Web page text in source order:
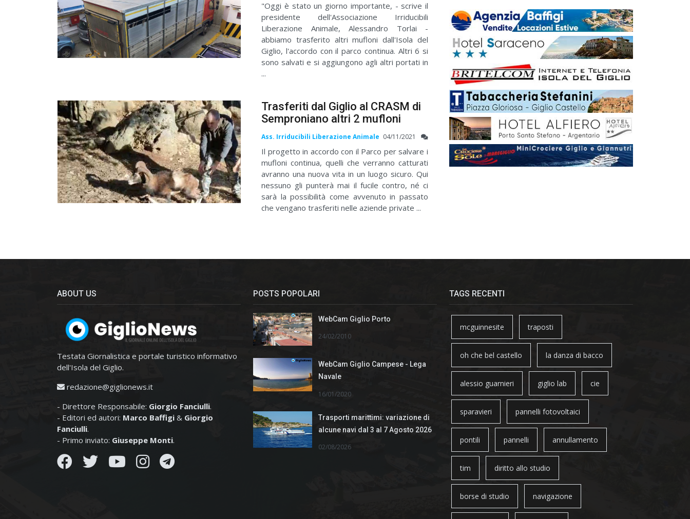
"Oggi è stato un giorno importante, - scrive il
presidente dell'Associazione Irriducibili
Liberazione Animale, Alessandro Torlai -
abbiamo trasferito altri mufloni dall'Isola del
Giglio, l'accordo con il parco continua. Altri 6 si
sono salvati e si aggiungono agli altri portati in
...
Trasferiti dal Giglio al CRASM di
Semproniano altri 2 mufloni
Ass. Irriducibili Liberazione Animale 04/11/2021
Il progetto in accordo con il Parco per salvare i
mufloni continua, quelli che verranno catturati
avranno una nuova vita in un luogo sicuro. Qui
nessuno gli punterà mai il fucile contro, né ci
sarà la possibilità come avvenuto in passato
che vengano trasferiti nelle aziende private ...
ABOUT US
Testata Giornalistica e portale turistico informativo
dell'Isola del Giglio.
redazione@giglionews.it
- Direttore Responsabile: Giorgio Fanciulli.
- Editori ed autori: Marco Baffigi & Giorgio
Fanciulli.
- Primo inviato: Giuseppe Monti.
POSTS POPOLARI
WebCam Giglio Porto
24/02/2010
WebCam Giglio Campese - Lega
Navale
16/01/2020
Trasporti marittimi: variazione di
alcune navi dal 3 al 7 Agosto 2026
02/08/2026
TAGS RECENTI
mcguinnesite traposti
oh che bel castello la danza di bacco
alessio guarnieri giglio lab cie
sparavieri pannelli fotovoltaici
pontili pannelli annullamento
tim diritto allo studio
borse di studio navigazione